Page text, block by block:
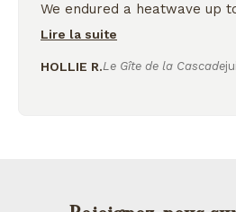
We endured a heatwave up
but the house stayed nice
We enjoyed exploring the
Lire la suite
HOLLIE R.Le Gîte de la Cascade